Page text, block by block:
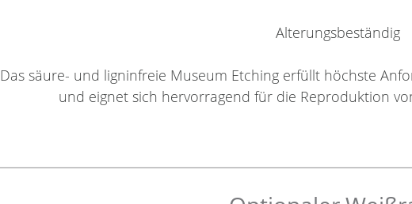
Alterungsbeständig
Das säure- und ligninfreie Museum Etching erfüllt höchste
und eignet sich hervorragend für die Reproduktion